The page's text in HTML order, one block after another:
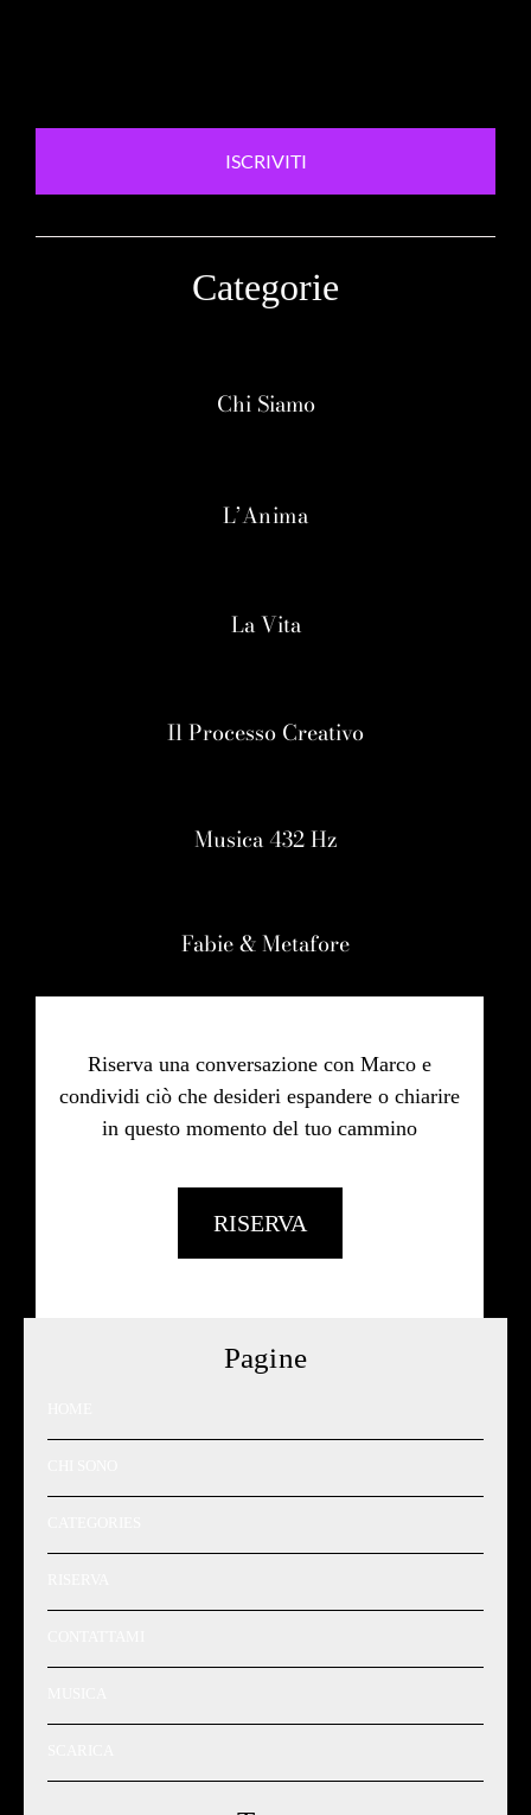
ISCRIVITI
Categorie
Chi Siamo
L’Anima
La Vita
Il Processo Creativo
Musica 432 Hz
Fabie & Metafore
Riserva una conversazione con Marco e
condividi ciò che desideri espandere o chiarire
in questo momento del tuo cammino
RISERVA
Pagine